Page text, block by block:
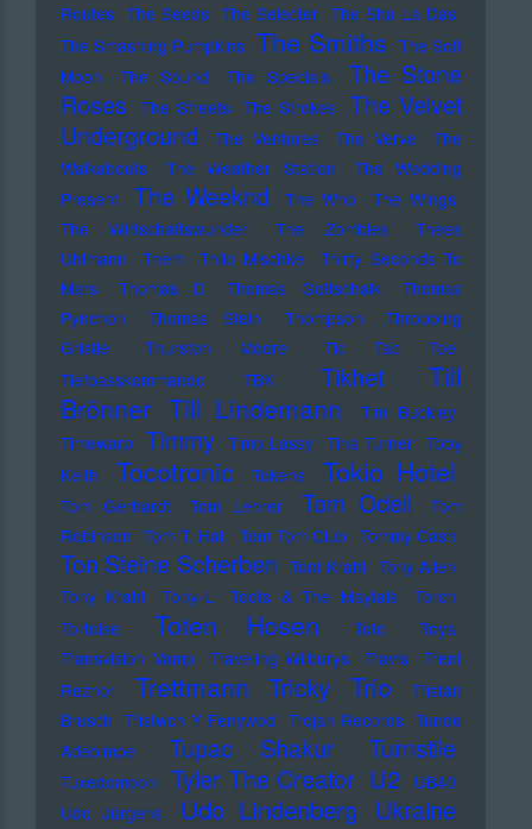
Routes The Seeds The Selecter The Sha La Das
The Smashing Pumpkins The Smiths The Soft
Moon
The Sound The Specials
The Stone
Roses
The Streets The Strokes
The Velvet
Underground
The Ventures The Verve
The
Walkabouts
The Weather Station
The Wedding
Present
The Weeknd The Who
The Wings
The Wirtschaftswunder
The Zombies
Thees
Uhlmann
Them Thilo Mischke
Thirty Seconds To
Mars
Thomas D Thomas Gottschalk
Thomas
Pynchon
Thomas Stein Thompson
Throbbing
Gristle
Thurston Moore
Tic Tac Toe
Tiefbasskommando TBK
Tikhet
Till
Brönner Till Lindemann
Tim Buckley
Timewarp Timmy Timo Lassy Tina Turner Toby
Keith
Tocotronic Tokens Tokio Hotel
Tom Gerhardt Tom Lehrer Tom Odell
Tom
Robinson Tom T. Hall Tom Tom Club Tommy Cash
Ton Steine Scherben Toni Krahl Tony Allen
Tony Krahl
Tony-L Toots & The Maytals
Torch
Tortoise
Toten Hosen Toto
Toya
Transvision Vamp
Traveling Wilburys Travis
Trent
Reznor
Trettmann Tricky Trio
Tristan
Brusch Tristwch Y Fenywod Trojan Records Tunde
Adebimpe
Tupac Shakur Turnstile
Tuxedomoon Tyler The Creator U2
UB40
Udo Jürgens
Udo Lindenberg Ukraine